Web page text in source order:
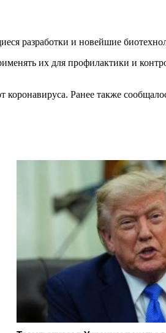
разработки и новейшие
их для профилактики и
Ранее также